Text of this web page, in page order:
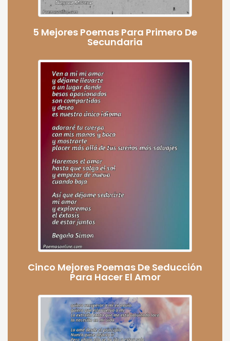
5 Mejores Poemas Para Primero De
Secundaria
Cinco Mejores Poemas De Seducción
Para Hacer El Amor